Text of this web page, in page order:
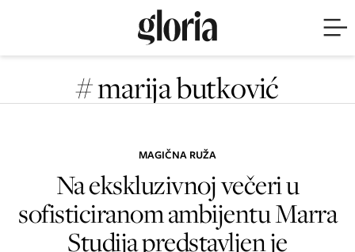
# marija butković
MAGIČNA RUŽA
Na ekskluzivnoj večeri u
sofisticiranom ambijentu Marra
Studija predstavljen je